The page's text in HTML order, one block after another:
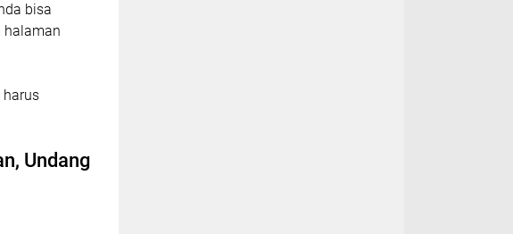
bisa
halaman
harus
Undang